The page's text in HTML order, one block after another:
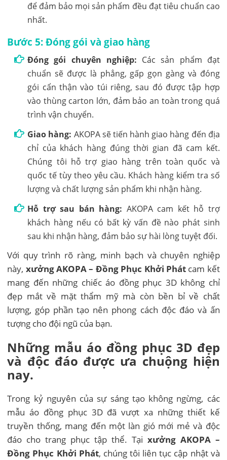
để đảm bảo mọi sản phẩm đều đạt tiêu chuẩn cao
nhất.
Bước 5: Đóng gói và giao hàng
Đóng gói chuyên nghiệp: Các sản phẩm đạt
chuẩn sẽ được là phẳng, gấp gọn gàng và đóng
gói cẩn thận vào túi riêng, sau đó được tập hợp
vào thùng carton lớn, đảm bảo an toàn trong quá
trình vận chuyển.
Giao hàng: AKOPA sẽ tiến hành giao hàng đến địa
chỉ của khách hàng đúng thời gian đã cam kết.
Chúng tôi hỗ trợ giao hàng trên toàn quốc và
quốc tế tùy theo yêu cầu. Khách hàng kiểm tra số
lượng và chất lượng sản phẩm khi nhận hàng.
Hỗ trợ sau bán hàng: AKOPA cam kết hỗ trợ
khách hàng nếu có bất kỳ vấn đề nào phát sinh
sau khi nhận hàng, đảm bảo sự hài lòng tuyệt đối.
Với quy trình rõ ràng, minh bạch và chuyên nghiệp
này, xưởng AKOPA – Đồng Phục Khởi Phátcam kết
mang đến những chiếc áo đồng phục 3D không chỉ
đẹp mắt về mặt thẩm mỹ mà còn bền bỉ về chất
lượng, góp phần tạo nên phong cách độc đáo và ấn
tượng cho đội ngũ của bạn.
Những mẫu áo đồng phục 3D đẹp
và độc đáo được ưa chuộng hiện
nay.
Trong kỷ nguyên của sự sáng tạo không ngừng, các
mẫu áo đồng phục 3D đã vượt xa những thiết kế
truyền thống, mang đến một làn gió mới mẻ và độc
đáo cho trang phục tập thể. Tại xưởng AKOPA –
Đồng Phục Khởi Phát, chúng tôi liên tục cập nhật và